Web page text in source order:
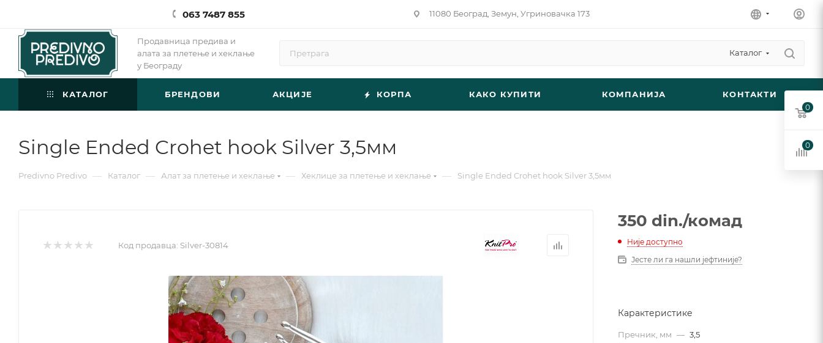
063 7487 855 11080 Београд, Земун, Угриновачка 173
Продавница предива и
алата за плетење и хеклање
у Београду
Каталог
КАТАЛОГ БРЕНДОВИ АКЦИЈЕ КОРПА КАКО КУПИТИ КОМПАНИЈА КОНТАКТИ
Single Ended Crohet hook Silver 3,5мм
Predivno Predivo — Каталог — Алат за плетење и хеклање — Хеклице за плетење и хеклање — Single Ended Crohet hook Silver 3,5мм
Код продавца: Silver-30814
350 din./комад
Није доступно
Јесте ли га нашли јефтиније?
Карактеристике
Пречник, мм — 3,5
0
0